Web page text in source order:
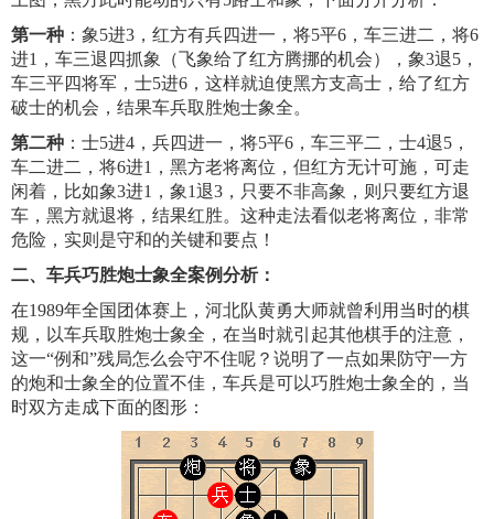
第一种 ：象5进3，红方有兵四进一，将5平6，车三进二，将6
进1，车三退四抓象（飞象给了红方腾挪的机会），象3退5，
车三平四将军，士5进6，这样就迫使黑方支高士，给了红方
破士的机会，结果车兵取胜炮士象全。
第二种 ：士5进4，兵四进一，将5平6，车三平二，士4退5，
车二进二，将6进1，黑方老将离位，但红方无计可施，可走
闲着，比如象3进1，象1退3，只要不非高象，则只要红方退
车，黑方就退将，结果红胜。这种走法看似老将离位，非常
危险，实则是守和的关键和要点！
二、车兵巧胜炮士象全案例分析：
在1989年全国团体赛上，河北队黄勇大师就曾利用当时的棋
规，以车兵取胜炮士象全，在当时就引起其他棋手的注意，
这一“例和”残局怎么会守不住呢？说明了一点如果防守一方
的炮和士象全的位置不佳，车兵是可以巧胜炮士象全的，当
时双方走成下面的图形：